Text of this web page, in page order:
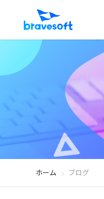
ホーム ブログ